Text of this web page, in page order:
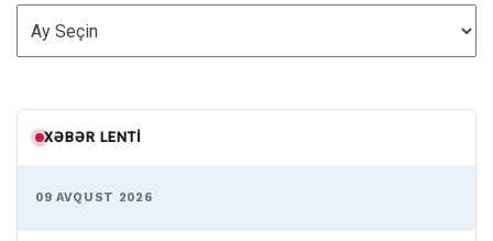
ARXİV
XƏBƏR LENTI
09 AVQUST 2026